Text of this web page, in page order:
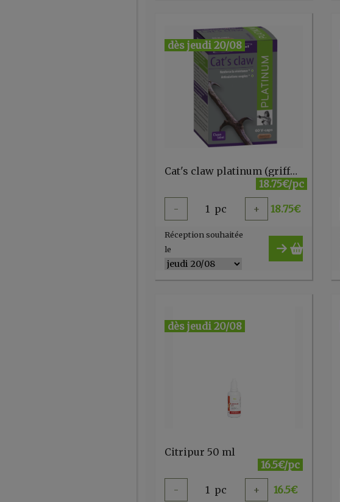
dès jeudi 20/08
Cat's claw platinum (griffe du chat)
18.75€/pc
- 1 pc + 18.75€
Réception souhaitée
le
dès jeudi 20/08
Citripur 50 ml
16.5€/pc
- 1 pc + 16.5€